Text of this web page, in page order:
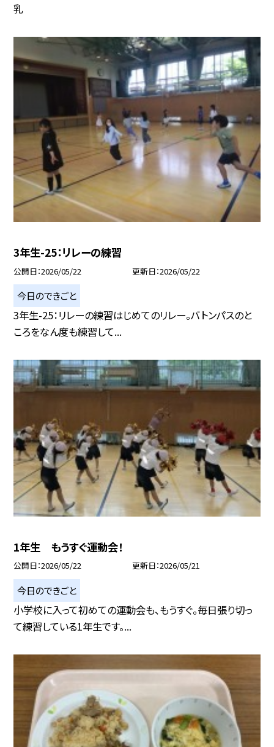
乳
3年生-25：リレーの練習
公開日 2026/05/22 更新日 2026/05/22
今日のできごと
3年生-25：リレーの練習はじめてのリレー。バトンパスのと
ころをなん度も練習して...
1年生 もうすぐ運動会！
公開日 2026/05/22 更新日 2026/05/21
今日のできごと
小学校に入って初めての運動会も、もうすぐ。毎日張り切っ
て練習している1年生です。...